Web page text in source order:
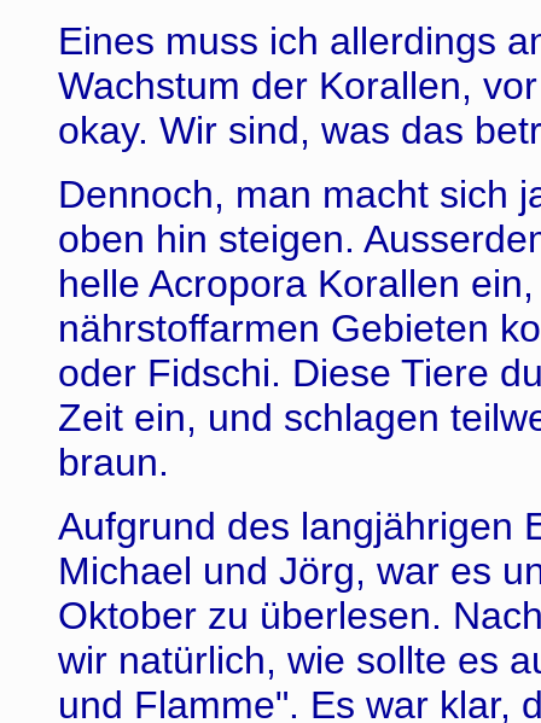
Eines muss ich allerdings
Wachstum der Korallen,
okay. Wir sind, was das
Dennoch, man macht sich
oben hin steigen.
helle Acropora Korallen
nährstoffarmen Gebieten
oder Fidschi. Diese Tiere
Zeit ein, und schlagen
braun.
Aufgrund des langjährigen
Michael und Jörg, war es
Oktober zu überlesen.
wir natürlich, wie sollte es
und Flamme". Es war klar,